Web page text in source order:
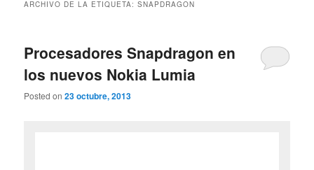
ARCHIVO DE LA ETIQUETA:SNAPDRAGON
Procesadores Snapdragon en
los nuevos Nokia Lumia
Posted on23 octubre, 2013